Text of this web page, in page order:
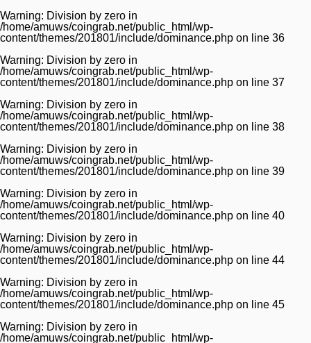
Warning: Division by zero in
/home/amuws/coingrab.net/public_html/wp-
content/themes/201801/include/dominance.php on line 36
Warning: Division by zero in
/home/amuws/coingrab.net/public_html/wp-
content/themes/201801/include/dominance.php on line 37
Warning: Division by zero in
/home/amuws/coingrab.net/public_html/wp-
content/themes/201801/include/dominance.php on line 38
Warning: Division by zero in
/home/amuws/coingrab.net/public_html/wp-
content/themes/201801/include/dominance.php on line 39
Warning: Division by zero in
/home/amuws/coingrab.net/public_html/wp-
content/themes/201801/include/dominance.php on line 40
Warning: Division by zero in
/home/amuws/coingrab.net/public_html/wp-
content/themes/201801/include/dominance.php on line 44
Warning: Division by zero in
/home/amuws/coingrab.net/public_html/wp-
content/themes/201801/include/dominance.php on line 45
Warning: Division by zero in
/home/amuws/coingrab.net/public_html/wp-